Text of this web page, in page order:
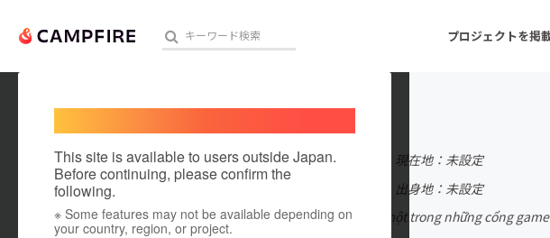
プロジェクトを掲
人気のプロジェクト 注目のリターン 注目の新着
アート・写真 音楽
This site is available to users outside Japan.
Before continuing, please confirm the
following.
※ Some features may not be available depending on
your country, region, or project.
在住国：日本
現在地：未設定
出身地：未設定
iWIN Club là một trong những cổng